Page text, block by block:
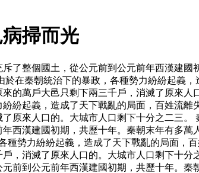
掃而光
了整個國土，從公元前到公元前年西漢建國
在秦朝統治下的暴政，各種勢力紛紛起義
的萬戶大邑只剩下兩三千戶，消滅了原來人
紛起義，造成了天下戰亂的局面，百姓流離
原來人口的。大城市人口剩下十分之二三。
西漢建國初期，共歷十年。秦朝末年有多萬
種勢力紛紛起義，造成了天下戰亂的局面，
，消滅了原來人口的。大城市人口剩下十分
前到公元前年西漢建國初期，共歷十年。秦